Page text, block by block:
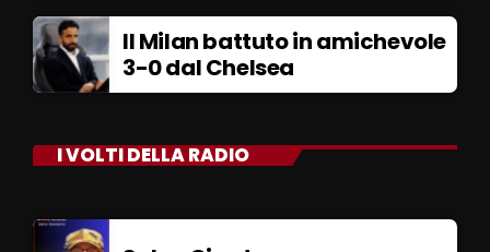
Il Milan battuto in amichevole
3-0 dal Chelsea
I VOLTI DELLA RADIO